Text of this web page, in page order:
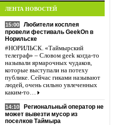
ЛЕНТА НОВОСТЕЙ
15:00
Любители косплея
провели фестиваль GeekOn в
Норильске
#НОРИЛЬСК. «Таймырский
телеграф» – Словом geek когда-то
называли ярмарочных чудаков,
которые выступали на потеху
публике. Сейчас гиками называют
людей, очень сильно увлеченных
каким-то…
14:10
Региональный оператор не
может вывезти мусор из
поселков Таймыра